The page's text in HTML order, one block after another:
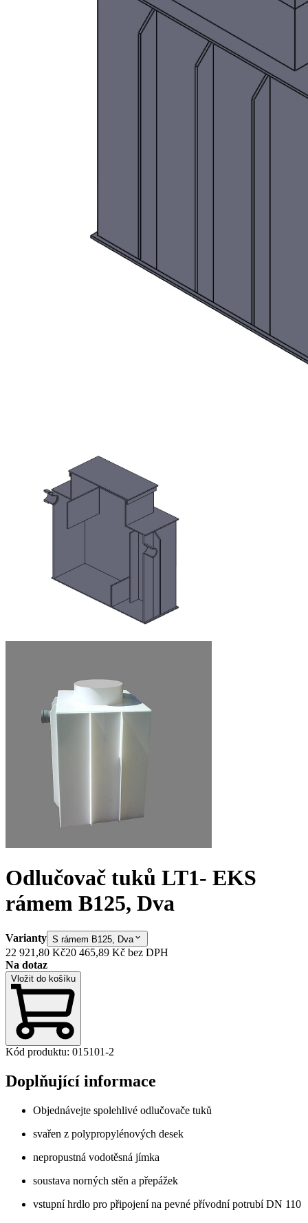
Odlučovač tuků LT1- EKS
rámem B125, Dva
Varianty S rámem B125, Dva
22 921,80 Kč20 465,89 Kč bez DPH
Na dotaz
Vložit do košíku
Kód produktu: 015101-2
Doplňující informace
Objednávejte spolehlivé odlučovače tuků
svařen z polypropylénových desek
nepropustná vodotěsná jímka
soustava norných stěn a přepážek
vstupní hrdlo pro připojení na pevné přívodní potrubí DN 110